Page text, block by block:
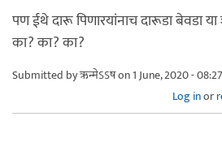
पण ईथे दारू पिणारयांनाच दारूडा बेवडा
का? का? का?
Submitted byऋन्मेऽऽषon 1 June, 2020 - 08:27
Log inor